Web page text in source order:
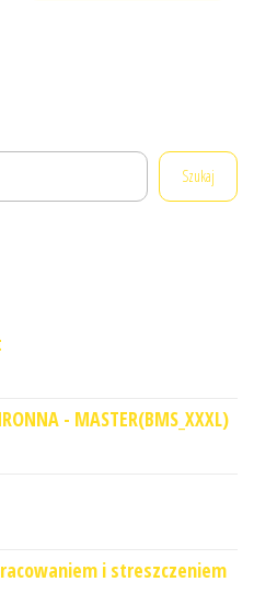
Szukaj
- MASTER(BMS_XXXL)
i streszczeniem